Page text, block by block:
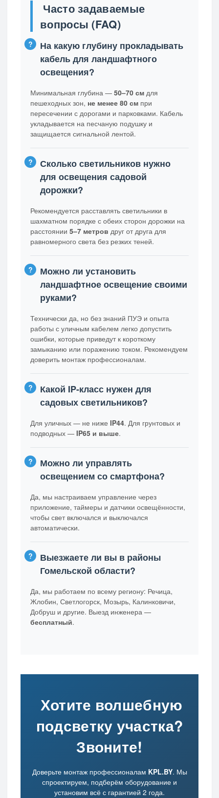
Часто задаваемые
вопросы (FAQ)
На какую глубину прокладывать
кабель для ландшафтного
освещения?
Минимальная глубина — 50–70 см для
пешеходных зон, не менее 80 см при
пересечении с дорогами и парковками. Кабель
укладывается на песчаную подушку и
защищается сигнальной лентой.
Сколько светильников нужно
для освещения садовой
дорожки?
Рекомендуется расставлять светильники в
шахматном порядке с обеих сторон дорожки на
расстоянии 5–7 метров друг от друга для
равномерного света без резких теней.
Можно ли установить
ландшафтное освещение своими
руками?
Технически да, но без знаний ПУЭ и опыта
работы с уличным кабелем легко допустить
ошибки, которые приведут к короткому
замыканию или поражению током. Рекомендуем
доверить монтаж профессионалам.
Какой IP-класс нужен для
садовых светильников?
Для уличных — не ниже IP44. Для грунтовых и
подводных — IP65 и выше.
Можно ли управлять
освещением со смартфона?
Да, мы настраиваем управление через
приложение, таймеры и датчики освещённости,
чтобы свет включался и выключался
автоматически.
Выезжаете ли вы в районы
Гомельской области?
Да, мы работаем по всему региону: Речица,
Жлобин, Светлогорск, Мозырь, Калинковичи,
Добруш и другие. Выезд инженера —
бесплатный.
Хотите волшебную
подсветку участка?
Звоните!
Доверьте монтаж профессионалам KPL.BY. Мы
спроектируем, подберём оборудование и
установим всё с гарантией 2 года.